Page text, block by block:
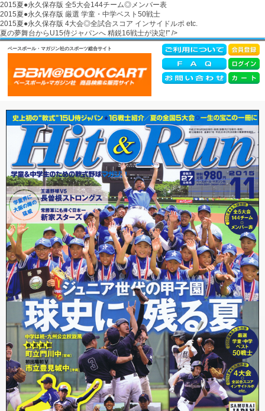
2015夏●永久保存版 全5大会144チーム◎メンバー表
2015夏●永久保存版 厳選 学童・中学ベスト50戦士
2015夏●永久保存版 4大会◎全試合スコア インサイドルポ etc.
夏の夢舞台からU15侍ジャパンへ 精鋭16戦士が決定!" />
ベースボール・マガジン社のスポーツ総合サイト